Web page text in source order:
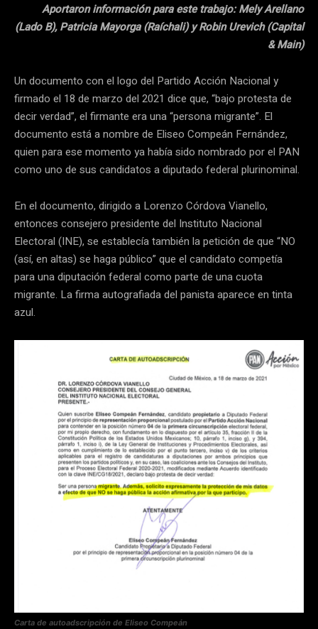
Aportaron información para este trabajo: Mely Arellano
(Lado B), Patricia Mayorga (Raíchali) y Robin Urevich (Capital
& Main)
Un documento con el logo del Partido Acción Nacional y
firmado el 18 de marzo del 2021 dice que, “bajo protesta de
decir verdad”, el firmante era una “persona migrante”. El
documento está a nombre de Eliseo Compeán Fernández,
quien para ese momento ya había sido nombrado por el PAN
como uno de sus candidatos a diputado federal plurinominal.
En el documento, dirigido a Lorenzo Córdova Vianello,
entonces consejero presidente del Instituto Nacional
Electoral (INE), se establecía también la petición de que “NO
(así, en altas) se haga público” que el candidato competía
para una diputación federal como parte de una cuota
migrante. La firma autografiada del panista aparece en tinta
azul.
Carta de autoadscripción de Eliseo Compeán